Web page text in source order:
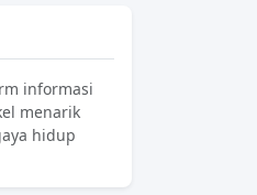
informasi
menarik
hidup